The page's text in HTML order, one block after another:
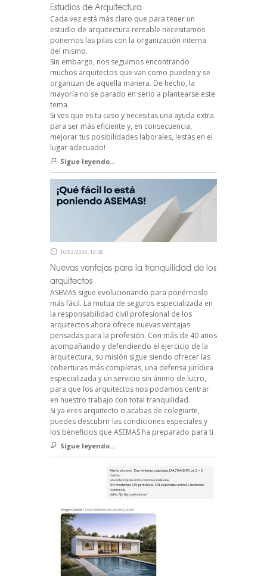
Estudios de Arquitectura
Cada vez está más claro que para tener un
estudio de arquitectura rentable necesitamos
ponernos las pilas con la organización interna
del mismo.
Sin embargo, nos seguimos encontrando
muchos arquitectos que van como pueden y se
organizan de aquella manera. De hecho, la
mayoría no se parado en serio a plantearse este
tema.
Si ves que es tu caso y necesitas una ayuda extra
para ser más eficiente y, en consecuencia,
mejorar tus posibilidades laborales, !estás en el
lugar adecuado!
Sigue leyendo...
10/02/2026, 12:58
Nuevas ventajas para la tranquilidad de los
arquitectos
ASEMAS sigue evolucionando para ponérnoslo
más fácil. La mutua de seguros especializada en
la responsabilidad civil profesional de los
arquitectos ahora ofrece nuevas ventajas
pensadas para la profesión. Con más de 40 años
acompañando y defendiendo el ejercicio de la
arquitectura, su misión sigue siendo ofrecer las
coberturas más completas, una defensa jurídica
especializada y un servicio sin ánimo de lucro,
para que los arquitectos nos podamos centrar
en nuestro trabajo con total tranquilidad.
Si ya eres arquitecto o acabas de colegiarte,
puedes descubrir las condiciones especiales y
los beneficios que ASEMAS ha preparado para ti.
Sigue leyendo...